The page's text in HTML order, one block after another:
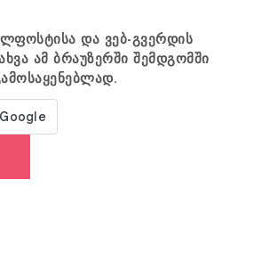
და ვებ-გვერდის
ამ ბრაუზერში შემდგომში